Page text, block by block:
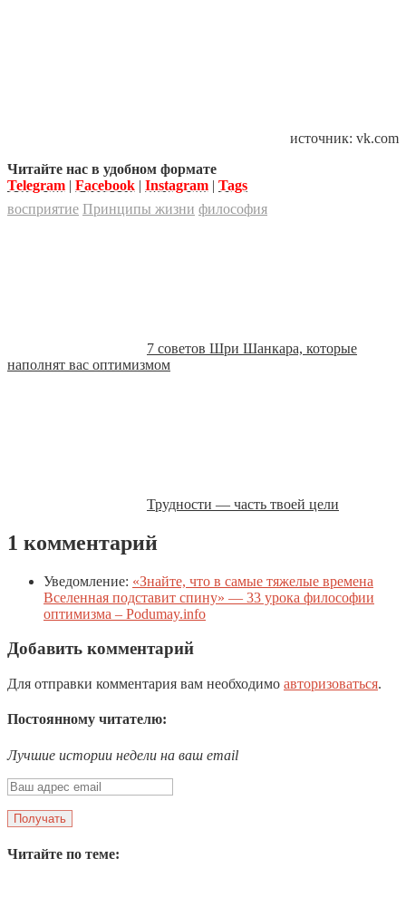
источник: vk.com
Читайте нас в удобном формате
Telegram | Facebook | Instagram | Tags
восприятие Принципы жизни философия
7 советов Шри Шанкара, которые
наполнят вас оптимизмом
Трудности — часть твоей цели
1 комментарий
Уведомление: «Знайте, что в самые тяжелые времена
Вселенная подставит спину» — 33 урока философии
оптимизма – Podumay.info
Добавить комментарий
Для отправки комментария вам необходимо авторизоваться.
Постоянному читателю:
Лучшие истории недели на ваш email
Читайте по теме: